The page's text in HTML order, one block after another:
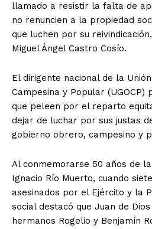
llamado a resistir la falta de
no renuncien a la propiedad
que luchen por su
Miguel Ángel Castro Cosío.
El dirigente nacional de la
Campesina y Popular (UGOCP)
que peleen por el reparto
dejar de luchar por sus justas
gobierno obrero, campesino y
Al conmemorarse 50 años de
Ignacio Río Muerto, cuando
asesinados por el Ejército y la
social destacó que Juan de
hermanos Rogelio y Benjamín